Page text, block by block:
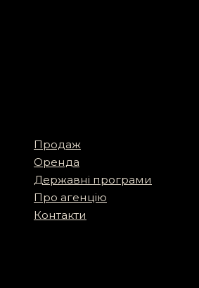
Продаж
Оренда
Державні програми
Про агенцію
Контакти